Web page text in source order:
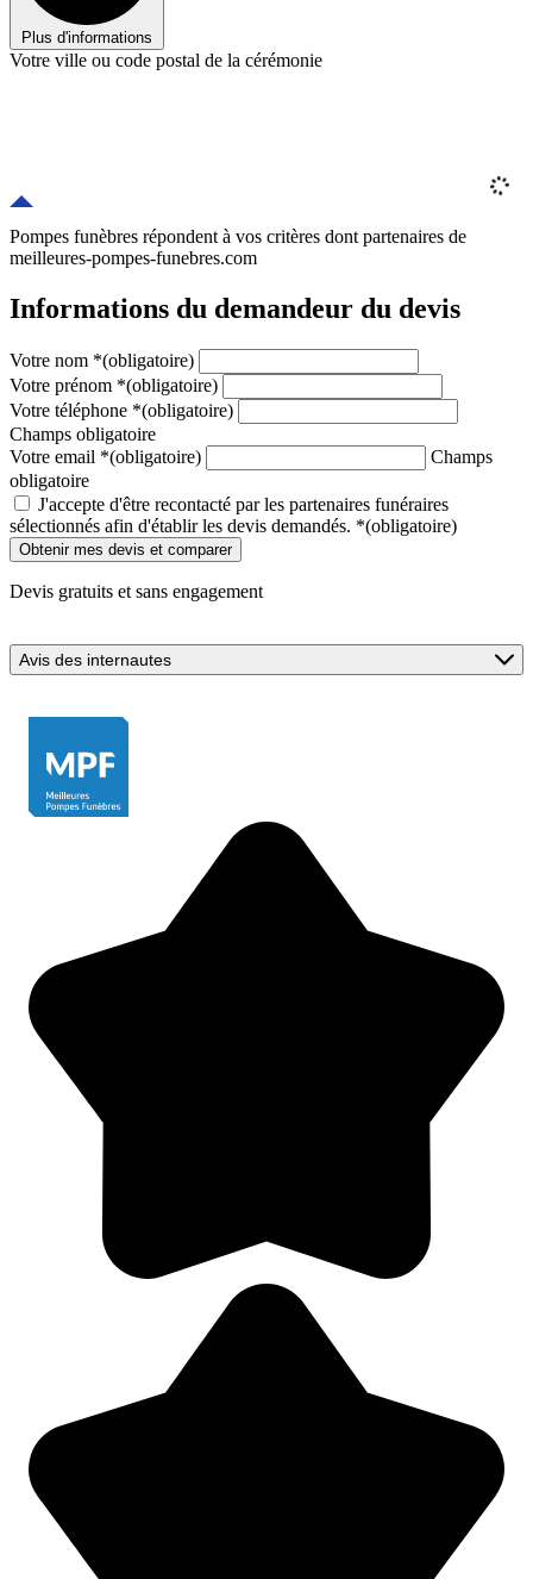
Plus d'informations
Votre ville ou code postal de la cérémonie
Pompes funèbres répondent à vos critères dont partenaires de
meilleures-pompes-funebres.com
Informations du demandeur du devis
Votre nom *(obligatoire)
Votre prénom *(obligatoire)
Votre téléphone *(obligatoire)
Champs obligatoire
Votre email *(obligatoire)
Champs
obligatoire
J'accepte d'être recontacté par les partenaires funéraires
sélectionnés afin d'établir les devis demandés. *(obligatoire)
Devis gratuits et sans engagement
Avis des internautes